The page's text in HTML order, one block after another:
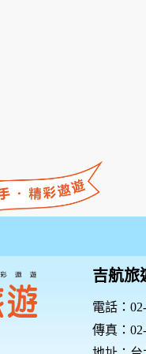
吉航旅
電話：
傳真：